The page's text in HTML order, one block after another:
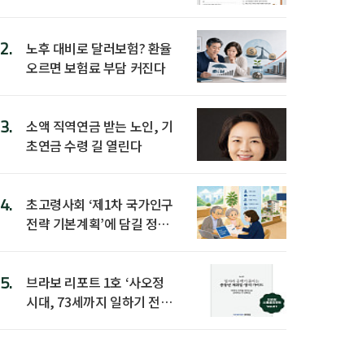
2.
노후 대비로 달러보험? 환율
오르면 보험료 부담 커진다
3.
소액 직역연금 받는 노인, 기
초연금 수령 길 열린다
4.
초고령사회 ‘제1차 국가인구
전략 기본계획’에 담길 정책
5.
브라보 리포트 1호 ‘사오정
시대, 73세까지 일하기 전략’